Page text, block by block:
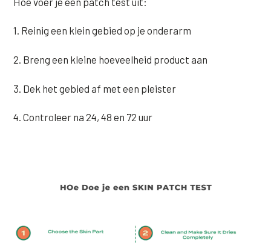
1. Reinig een klein gebied op je onderarm
2. Breng een kleine hoeveelheid product aan
3. Dek het gebied af met een pleister
4. Controleer na 24, 48 en 72 uur